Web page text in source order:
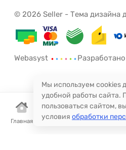
Главная Корзина Избранное
© 2026 Seller - Тема дизайна
Webasyst
Мы используем cookies
удобной работы сайта.
пользоваться сайтом,
условия обработки